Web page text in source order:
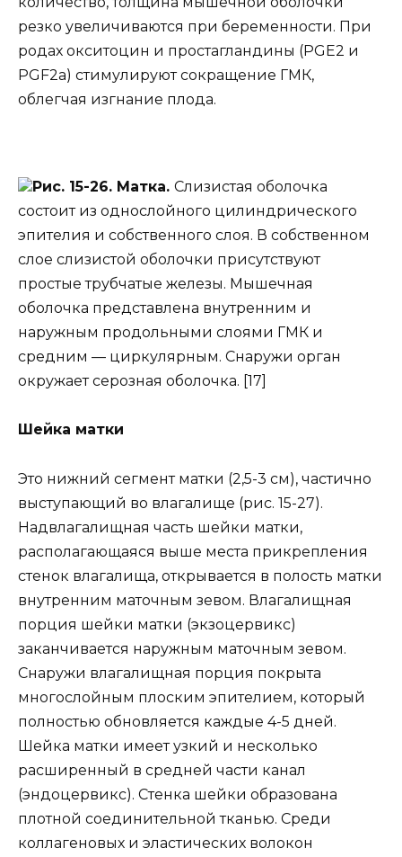
резко увеличиваются при беременности. При
родах окситоцин и простагландины (PGE2 и
PGF2a) стимулируют сокращение ГМК,
облегчая изгнание плода.
Рис. 15-26. Матка. Слизистая оболочка
состоит из однослойного цилиндрического
эпителия и собственного слоя. В собственном
слое слизистой оболочки присутствуют
простые трубчатые железы. Мышечная
оболочка представлена внутренним и
наружным продольными слоями ГМК и
средним — циркулярным. Снаружи орган
окружает серозная оболочка. [17]
Шейка матки
Это нижний сегмент матки (2,5-3 см), частично
выступающий во влагалище (рис. 15-27).
Надвлагалищная часть шейки матки,
располагающаяся выше места прикрепления
стенок влагалища, открывается в полость матки
внутренним маточным зевом. Влагалищная
порция шейки матки (экзоцервикс)
заканчивается наружным маточным зевом.
Снаружи влагалищная порция покрыта
многослойным плоским эпителием, который
полностью обновляется каждые 4-5 дней.
Шейка матки имеет узкий и несколько
расширенный в средней части канал
(эндоцервикс). Стенка шейки образована
плотной соединительной тканью. Среди
коллагеновых и эластических волокон